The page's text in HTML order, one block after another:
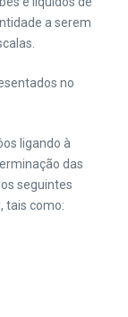
a serem
no
ligando à
das
seguintes
tais como: